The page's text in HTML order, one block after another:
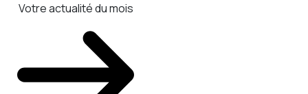
Votre actualité du mois